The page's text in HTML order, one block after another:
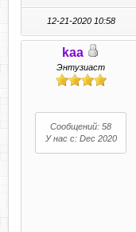
12-21-2020 10:58
kaa
Энтузиаст
Сообщений: 58
У нас с: Dec 2020